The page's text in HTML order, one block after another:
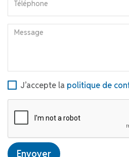
J’accepte la politique de
Envoyer